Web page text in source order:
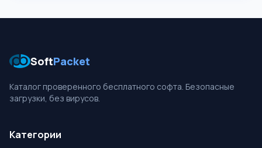
SoftPacket
Каталог проверенного бесплатного софта. Безопасные
загрузки, без вирусов.
Категории